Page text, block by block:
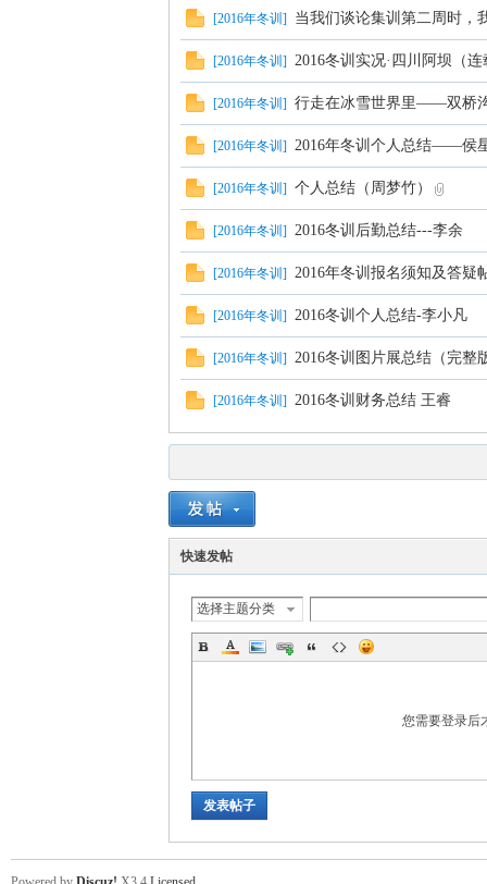
[2016年冬训 ] 当我们谈论集训第二周时，
[2016年冬训 ] 2016冬训实况·四川阿坝（连
[2016年冬训 ] 行走在冰雪世界里——双桥
[2016年冬训 ] 2016年冬训个人总结——侯
[2016年冬训 ] 个人总结（周梦竹）
[2016年冬训 ] 2016冬训后勤总结---李余
[2016年冬训 ] 2016年冬训报名须知及答疑
[2016年冬训 ] 2016冬训个人总结-李小凡
[2016年冬训 ] 2016冬训图片展总结（完整
[2016年冬训 ] 2016冬训财务总结 王睿
快速发帖
选择主题分类
您需要登录后
发表帖子